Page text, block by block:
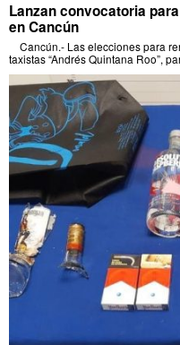
Lanzan convocatoria
en Cancún
Cancún.- Las elecciones para
taxistas “Andrés Quintana Roo”,